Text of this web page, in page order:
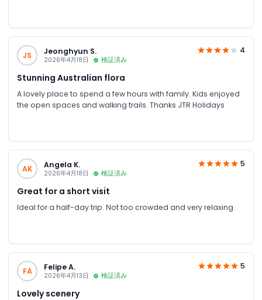
JS Jeonghyun S.
2026年4月18日 検証済み
4
Stunning Australian flora
A lovely place to spend a few hours with family. Kids enjoyed
the open spaces and walking trails. Thanks JTR Holidays
AK Angela K.
2026年4月18日 検証済み
5
Great for a short visit
Ideal for a half-day trip. Not too crowded and very relaxing.
FA Felipe A.
2026年4月13日 検証済み
5
Lovely scenery